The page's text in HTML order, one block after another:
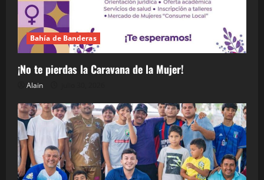
Bahía de Banderas
¡No te pierdas la Caravana de la Mujer!
Alain